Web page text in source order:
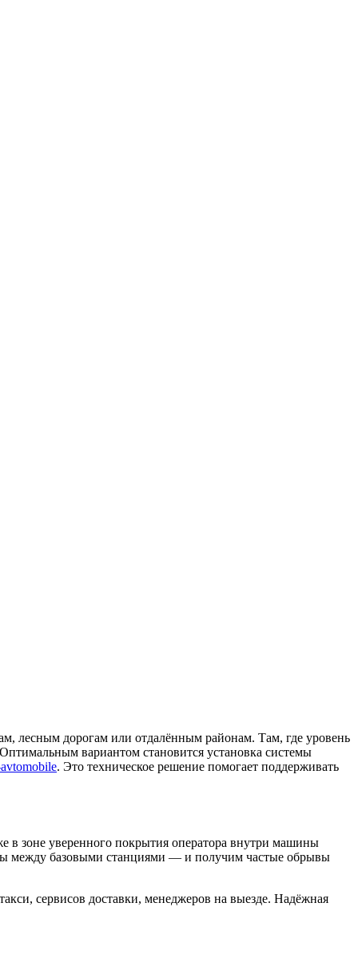
лесным дорогам или отдалённым районам. Там, где уровень
вариантом становится установка системы
. Это техническое решение помогает поддерживать
в зоне уверенного покрытия оператора внутри машины
между базовыми станциями — и получим частые обрывы
сервисов доставки, менеджеров на выезде. Надёжная